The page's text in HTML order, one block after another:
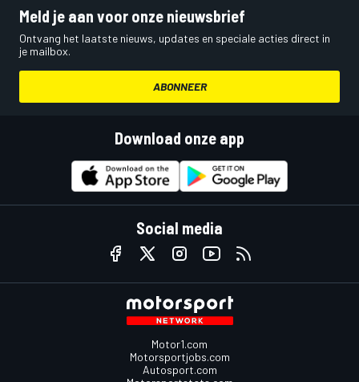
Meld je aan voor onze nieuwsbrief
Ontvang het laatste nieuws, updates en speciale acties direct in
je mailbox.
ABONNEER
Download onze app
Social media
Motor1.com
Motorsportjobs.com
Autosport.com